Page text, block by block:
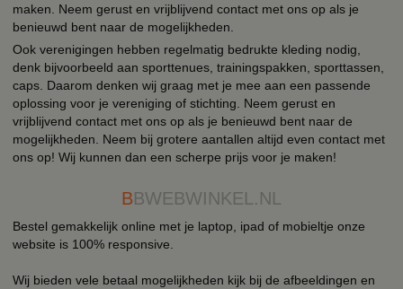
maken. Neem gerust en vrijblijvend contact met ons op als je
benieuwd bent naar de mogelijkheden.
Ook verenigingen hebben regelmatig bedrukte kleding nodig,
denk bijvoorbeeld aan sporttenues, trainingspakken, sporttassen,
caps. Daarom denken wij graag met je mee aan een passende
oplossing voor je vereniging of stichting. Neem gerust en
vrijblijvend contact met ons op als je benieuwd bent naar de
mogelijkheden. Neem bij grotere aantallen altijd even contact met
ons op! Wij kunnen dan een scherpe prijs voor je maken!
BBWEBWINKEL.NL
Bestel gemakkelijk online met je laptop, ipad of mobieltje onze
website is 100% responsive.
Wij bieden vele betaal mogelijkheden kijk bij de afbeeldingen en